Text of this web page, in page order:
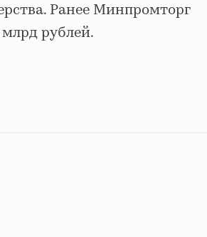
Ранее Минпромторг
рублей.